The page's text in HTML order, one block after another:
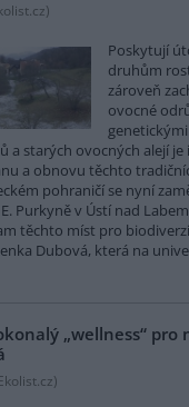
)
Poskytují
druhům
zároveň
ovocné
a starých ovocných alejí
a obnovu těchto
pohraničí se nyní
Purkyně v Ústí nad
těchto míst pro
Dubová, která na
„wellness“ pro
)